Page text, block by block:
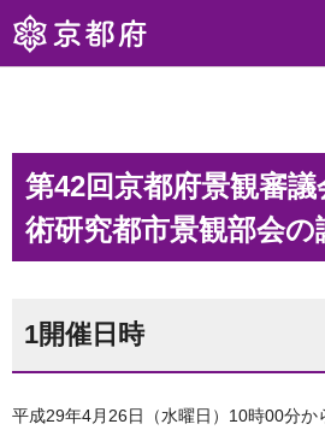
京都府
第42回京都府景観審
術研究都市景観部会の
1開催日時
平成29年4月26日（水曜日）10時00分か